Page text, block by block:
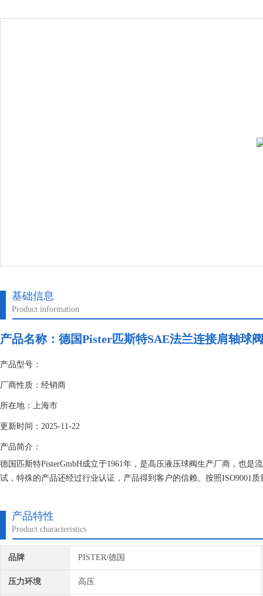
基础信息
Product information
产品名称：德国Pister匹斯特SAE法兰连接肩轴球阀
产品型号：
厂商性质：经销商
所在地：上海市
更新时间：2025-11-22
产品简介：
德国匹斯特PisterGmbH成立于1961年，是高压液压球阀生产厂商，也
试，特殊的产品还经过行业认证，产品得到客户的信赖。按照ISO9001
产品特性
Product characteristics
品牌 PISTER/德国
压力环境 高压